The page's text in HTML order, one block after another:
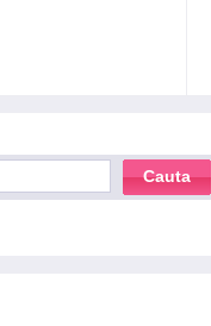
Cauta